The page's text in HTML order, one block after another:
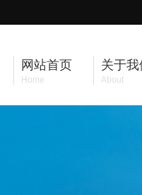
网站首页
Home
关于我
About